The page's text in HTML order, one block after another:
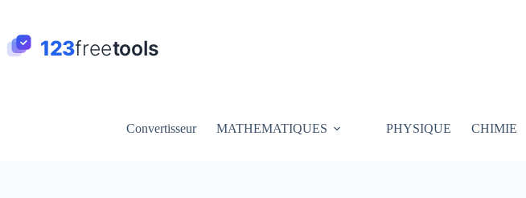
contenu
Convertisseur MATHEMATIQUES PHYSIQUE CHIMIE